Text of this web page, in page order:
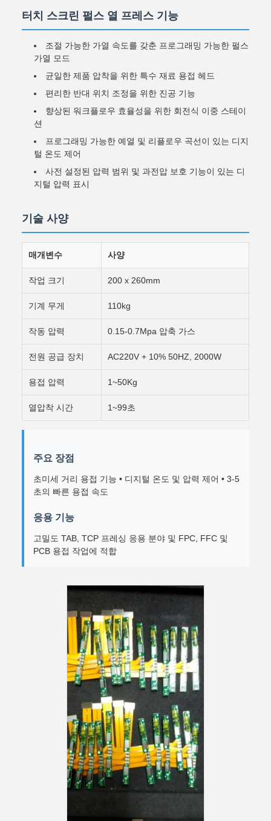
터치 스크린 펄스 열 프레스 기능
조절 가능한 가열 속도를 갖춘 프로그래밍 가능한 펄스
가열 모드
균일한 제품 압착을 위한 특수 재료 용접 헤드
편리한 반대 위치 조정을 위한 진공 기능
향상된 워크플로우 효율성을 위한 회전식 이중 스테이
션
프로그래밍 가능한 예열 및 리플로우 곡선이 있는 디지
털 온도 제어
사전 설정된 압력 범위 및 과전압 보호 기능이 있는 디
지털 압력 표시
기술 사양
매개변수 사양
작업 크기 200 x 260mm
기계 무게 110kg
작동 압력 0.15-0.7Mpa 압축 가스
전원 공급 장치 AC220V + 10% 50HZ, 2000W
용접 압력 1~50Kg
열압착 시간 1~99초
주요 장점
초미세 거리 용접 기능 • 디지털 온도 및 압력 제어 • 3-5
초의 빠른 용접 속도
응용 기능
고밀도 TAB, TCP 프레싱 응용 분야 및 FPC, FFC 및
PCB 용접 작업에 적합